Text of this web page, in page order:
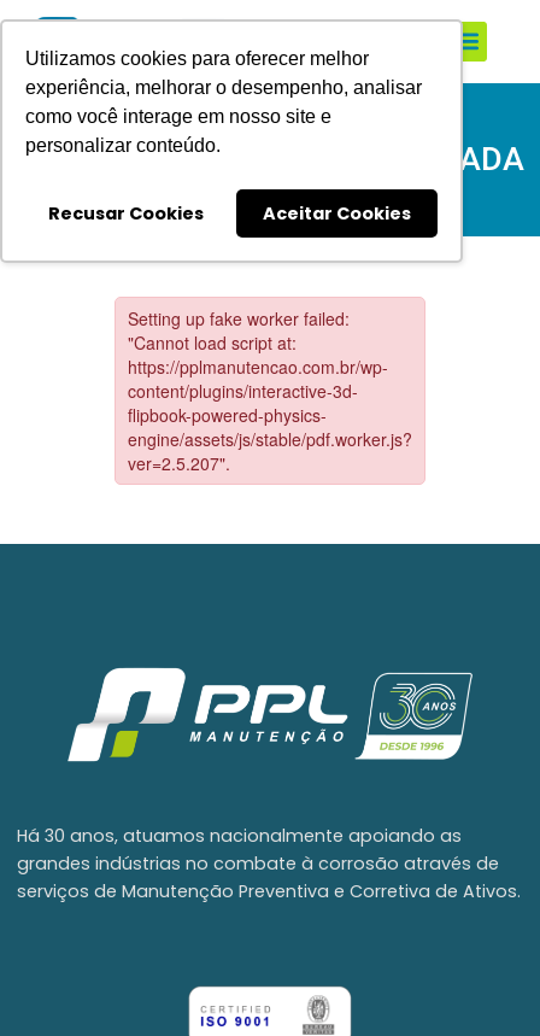
Utilizamos cookies para oferecer melhor
experiência, melhorar o desempenho, analisar
como você interage em nosso site e
personalizar conteúdo.
Recusar Cookies Aceitar Cookies
POLÍTICA DE GESTÃO INTEGRADA
Há 30 anos, atuamos nacionalmente apoiando as
grandes indústrias no combate à corrosão através de
serviços de Manutenção Preventiva e Corretiva de Ativos.